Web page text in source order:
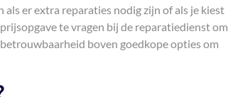
als er extra reparaties nodig zijn of als je kiest
te vragen bij de reparatiedienst om
boven goedkope opties om